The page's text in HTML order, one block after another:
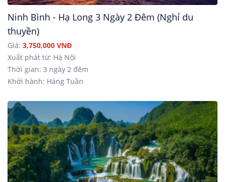
Ninh Bình - Hạ Long 3 Ngày 2 Đêm (Nghỉ du
thuyền)
Giá: 3,750,000 VNĐ
Xuất phát từ: Hà Nội
Thời gian: 3 ngày 2 đêm
Khởi hành: Hàng Tuần